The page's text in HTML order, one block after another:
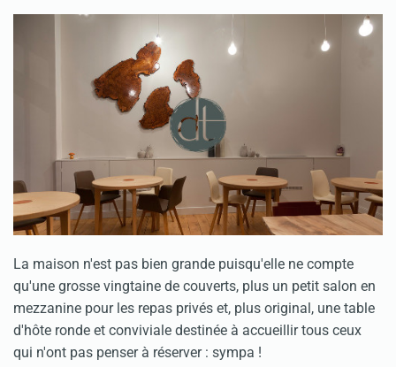
La maison n'est pas bien grande puisqu'elle ne compte
qu'une grosse vingtaine de couverts, plus un petit salon en
mezzanine pour les repas privés et, plus original, une table
d'hôte ronde et conviviale destinée à accueillir tous ceux
qui n'ont pas penser à réserver : sympa !